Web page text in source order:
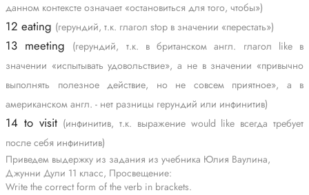
данном контексте означает «остановиться для того, чтобы»)
12 eating (герундий, т.к. глагол stop в значении «перестать»)
13 meeting
(герундий, т.к. в британском англ. глагол like в
значении «испытывать удовольствие», а не в значении «привычно
выполнять полезное действие, но не совсем приятное», а в
американском англ. - нет разницы герундий или инфинитив)
14 to visit (инфинитив, т.к. выражение would like всегда требует
после себя инфинитив)
Приведем выдержку из задания из учебника Юлия Ваулина,
Джунни Дули 11 класс, Просвещение:
Write the correct form of the verb in brackets.